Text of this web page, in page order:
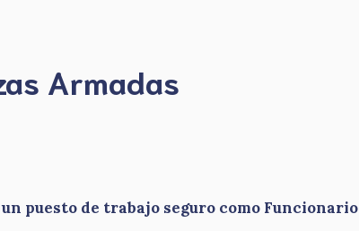
Armadas
puesto de trabajo seguro como Funcionario